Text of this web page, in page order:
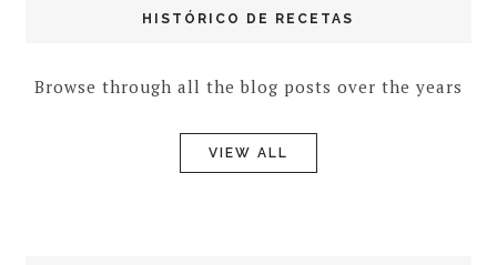
HISTÓRICO DE RECETAS
Browse through all the blog posts over the years
VIEW ALL